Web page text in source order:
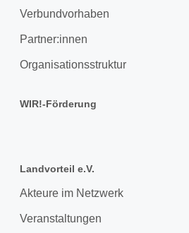
Verbundvorhaben
Partner:innen
Organisationsstruktur
WIR!-Förderung
Landvorteil e.V.
Akteure im Netzwerk
Veranstaltungen